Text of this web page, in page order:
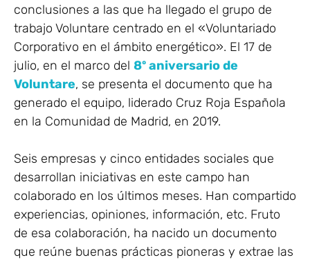
conclusiones a las que ha llegado el grupo de
trabajo Voluntare centrado en el «Voluntariado
Corporativo en el ámbito energético». El 17 de
julio, en el marco del 8º aniversario de
Voluntare, se presenta el documento que ha
generado el equipo, liderado Cruz Roja Española
en la Comunidad de Madrid, en 2019.
Seis empresas y cinco entidades sociales que
desarrollan iniciativas en este campo han
colaborado en los últimos meses. Han compartido
experiencias, opiniones, información, etc. Fruto
de esa colaboración, ha nacido un documento
que reúne buenas prácticas pioneras y extrae las